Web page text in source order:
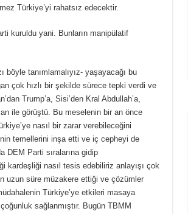
Türkiye’yi rahatsız edecektir.
kuruldu yani. Bunların manipülatif
böyle tanımlamalıyız- yaşayacağı bu
çok hızlı bir şekilde sürece tepki verdi ve
Trump’a, Sisi’den Kral Abdullah’a,
ile görüştü. Bu meselenin bir an önce
nasıl bir zarar verebileceğini
temellerini inşa etti ve iç cepheyi de
DEM Parti sıralarına gidip
kardeşliği nasıl tesis edebiliriz anlayışı çok
uzun süre müzakere ettiği ve çözümler
Türkiye’ye etkileri masaya
sağlanmıştır. Bugün TBMM